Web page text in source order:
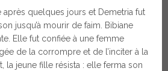
après quelques jours et Demetria fut
jusqu’à mourir de faim. Bibiane
Elle fut confiée à une femme
de la corrompre et de l’inciter à la
la jeune fille résista : elle ferma son